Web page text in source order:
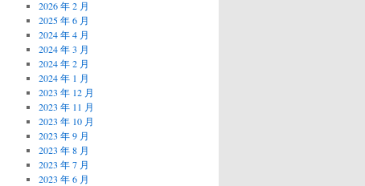
2026 年 2 月
2025 年 6 月
2024 年 4 月
2024 年 3 月
2024 年 2 月
2024 年 1 月
2023 年 12 月
2023 年 11 月
2023 年 10 月
2023 年 9 月
2023 年 8 月
2023 年 7 月
2023 年 6 月